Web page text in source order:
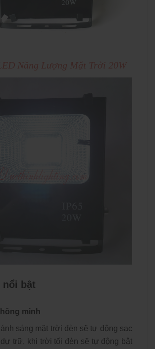
Năng Lượng Mặt Trời 20W
nổi bật
minh
sáng mặt trời đèn sẽ tự động sạc
dự trữ, khi trời tối đèn sẽ tự động bật